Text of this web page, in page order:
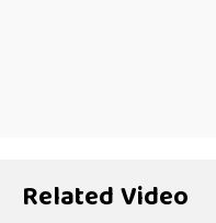
Related Video